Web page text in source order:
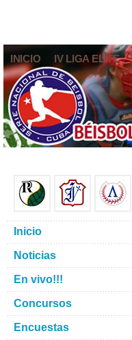
INICIO IV LIGA ELITE
Inicio
Noticias
En vivo!!!
Concursos
Encuestas